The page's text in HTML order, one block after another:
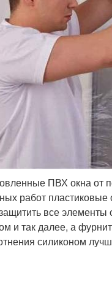
ПВХ окна от
работ
все
и так далее, а
силиконом